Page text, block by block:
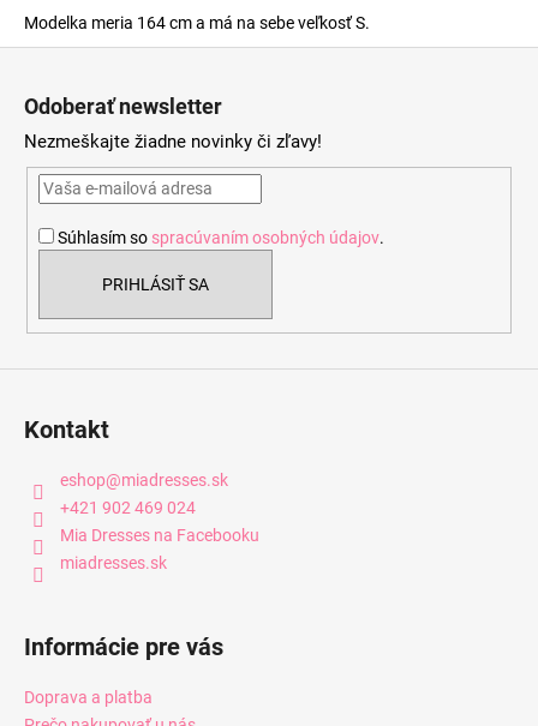
Modelka meria 164 cm a má na sebe veľkosť S.
Odoberať newsletter
Nezmeškajte žiadne novinky či zľavy!
Súhlasím so spracúvaním osobných údajov.
PRIHLÁSIŤ SA
Kontakt
eshop@miadresses.sk
+421 902 469 024
Mia Dresses na Facebooku
miadresses.sk
Informácie pre vás
Doprava a platba